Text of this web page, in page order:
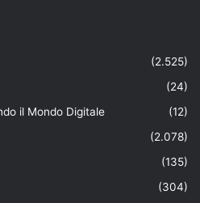
(2.525)
(24)
il Mondo Digitale
(12)
(2.078)
(135)
(304)